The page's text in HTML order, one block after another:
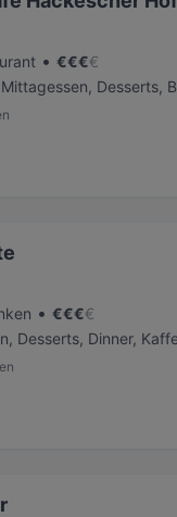
• €€€€
Desserts,
• €€€€
Desserts, Dinner,